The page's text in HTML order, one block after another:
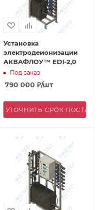
Установка
электродеионизации
АКВАФЛОУ™ EDI-2,0
Под заказ
790 000 ₽/шт
УТОЧНИТЬ СРОК